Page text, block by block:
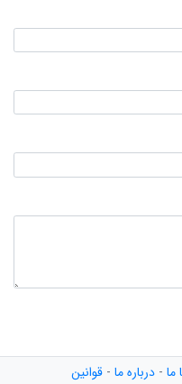
ما - درباره ما - قوانین